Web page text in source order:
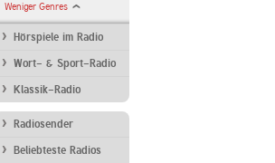
Weniger Genres
Hörspiele im Radio
Wort- & Sport-Radio
Klassik-Radio
Radiosender
Beliebteste Radios